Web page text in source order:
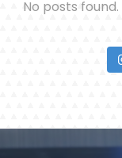
No posts found.